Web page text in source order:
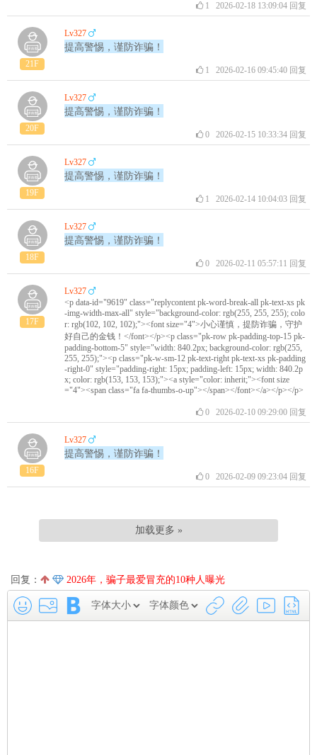
1 2026-02-18 13:09:04 回复
21F
Lv327
提高警惕，谨防诈骗！
1 2026-02-16 09:45:40 回复
20F
Lv327
提高警惕，谨防诈骗！
02026-02-15 10:33:34 回复
19F
Lv327
提高警惕，谨防诈骗！
1 2026-02-14 10:04:03 回复
18F
Lv327
提高警惕，谨防诈骗！
02026-02-11 05:57:11 回复
17F
Lv327
<p data-id="9619" class="replycontent pk-word-break-all pk-text-xs pk
-img-width-max-all" style="background-color: rgb(255, 255, 255); colo
r: rgb(102, 102, 102);"><font size="4">小心谨慎，提防诈骗，守护
好自己的金钱！</font></p><p class="pk-row pk-padding-top-15 pk-
padding-bottom-5" style="width: 840.2px; background-color: rgb(255,
255, 255);"><p class="pk-w-sm-12 pk-text-right pk-text-xs pk-padding
-right-0" style="padding-right: 15px; padding-left: 15px; width: 840.2p
x; color: rgb(153, 153, 153);"><a style="color: inherit;"><font size
="4"><span class="fa fa-thumbs-o-up"></span></font></a></p></p>
02026-02-10 09:29:00 回复
16F
Lv327
提高警惕，谨防诈骗！
02026-02-09 09:23:04 回复
加载更多 »
回复： 2026年，骗子最爱冒充的10种人曝光